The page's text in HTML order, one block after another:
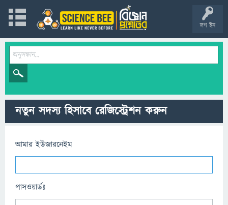
লগ ইন
নতুন সদস্য হিসাবে রেজিস্ট্রেশন করুন
আমার ইউজারনেইম
পাসওয়ার্ডঃ